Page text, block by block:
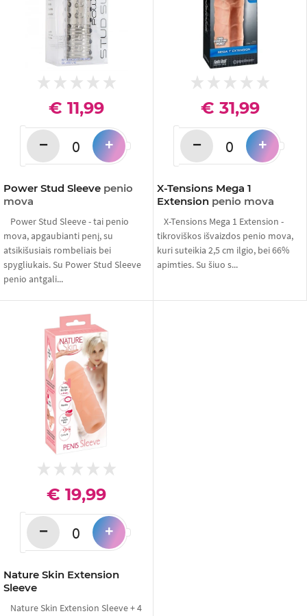
Power Stud Sleeve penio
mova
€ 11,99
− +
Power Stud Sleeve - tai penio
mova, apgaubianti penį, su
atsikišusiais rombeliais bei
spygliukais. Su Power Stud Sleeve
penio antgali...
X-Tensions Mega 1
Extension penio mova
€ 31,99
− +
X-Tensions Mega 1 Extension -
tikroviškos išvaizdos penio mova,
kuri suteikia 2,5 cm ilgio, bei 66%
apimties. Su šiuo s...
Nature Skin Extension
Sleeve
€ 19,99
− +
Nature Skin Extension Sleeve + 4